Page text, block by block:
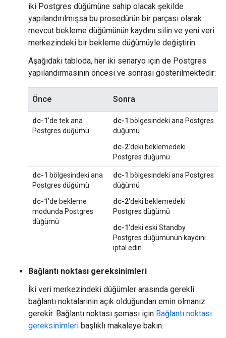
iki Postgres düğümüne sahip olacak şekilde
yapılandırılmışsa bu prosedürün bir parçası olarak
mevcut bekleme düğümünün kaydını silin ve yeni veri
merkezindeki bir bekleme düğümüyle değiştirin.
Aşağıdaki tabloda, her iki senaryo için de Postgres
yapılandırmasının öncesi ve sonrası gösterilmektedir:
Önce Sonra
dc-1'de tek ana
Postgres düğümü
dc-1 bölgesindeki ana Postgres
düğümü
dc-2'deki beklemedeki
Postgres düğümü
dc-1 bölgesindeki ana
Postgres düğümü
dc-1'de bekleme
modunda Postgres
düğümü
dc-1 bölgesindeki ana Postgres
düğümü
dc-2'deki beklemedeki
Postgres düğümü
dc-1'deki eski Standby
Postgres düğümünün kaydını
iptal edin.
Bağlantı noktası gereksinimleri
İki veri merkezindeki düğümler arasında gerekli
bağlantı noktalarının açık olduğundan emin olmanız
gerekir. Bağlantı noktası şeması için Bağlantı noktası
gereksinimleri başlıklı makaleye bakın.